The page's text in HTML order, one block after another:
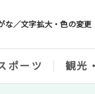
な／文字拡大・色の変更
ポーツ 観光